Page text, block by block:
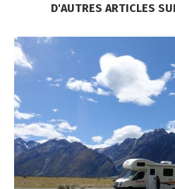
D'AUTRES ARTICLES